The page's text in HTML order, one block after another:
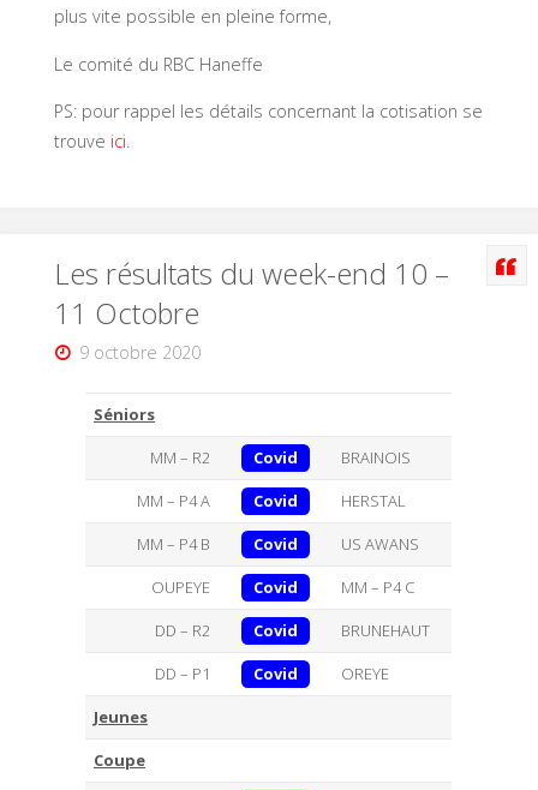
plus vite possible en pleine forme,
Le comité du RBC Haneffe
PS: pour rappel les détails concernant la cotisation se
trouve ici.
Les résultats du week-end 10 –
11 Octobre
9 octobre 2020
Séniors
MM – R2
Covid
BRAINOIS
MM – P4 A
Covid
HERSTAL
MM – P4 B
Covid
US AWANS
OUPEYE
Covid
MM – P4 C
DD – R2
Covid
BRUNEHAUT
DD – P1
Covid
OREYE
Jeunes
Coupe